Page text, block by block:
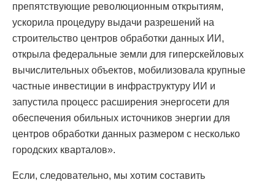
препятствующие революционным открытиям,
ускорила процедуру выдачи разрешений на
строительство центров обработки данных ИИ,
открыла федеральные земли для гиперскейловых
вычислительных объектов, мобилизовала крупные
частные инвестиции в инфраструктуру ИИ и
запустила процесс расширения энергосети для
обеспечения обильных источников энергии для
центров обработки данных размером с несколько
городских кварталов».
Если, следовательно, мы хотим составить